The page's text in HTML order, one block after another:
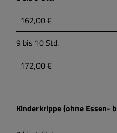
162,00 €
9 bis 10 Std.
172,00 €
Kinderkrippe (ohne Essen-